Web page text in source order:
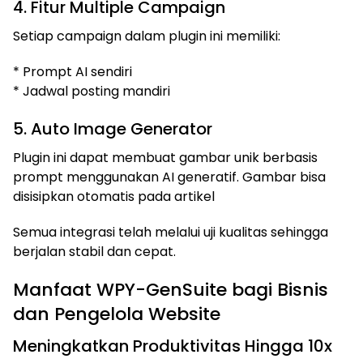
4. Fitur Multiple Campaign
Setiap campaign dalam plugin ini memiliki:
* Prompt AI sendiri
* Jadwal posting mandiri
5. Auto Image Generator
Plugin ini dapat membuat gambar unik berbasis
prompt menggunakan AI generatif. Gambar bisa
disisipkan otomatis pada artikel
Semua integrasi telah melalui uji kualitas sehingga
berjalan stabil dan cepat.
Manfaat WPY-GenSuite bagi Bisnis
dan Pengelola Website
Meningkatkan Produktivitas Hingga 10x